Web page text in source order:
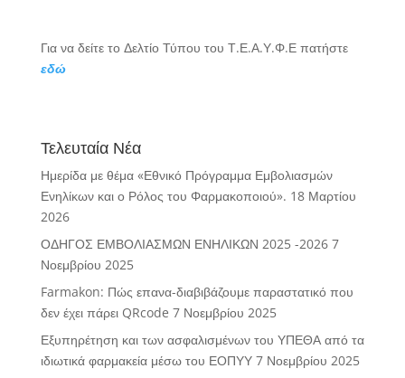
Για να δείτε το Δελτίο Τύπου του Τ.Ε.Α.Υ.Φ.Ε πατήστε
εδώ
Τελευταία Νέα
Ημερίδα με θέμα «Εθνικό Πρόγραμμα Εμβολιασμών
Ενηλίκων και ο Ρόλος του Φαρμακοποιού». 18 Μαρτίου
2026
ΟΔΗΓΟΣ ΕΜΒΟΛΙΑΣΜΩΝ ΕΝΗΛΙΚΩΝ 2025 -2026 7
Νοεμβρίου 2025
Farmakon: Πώς επανα-διαβιβάζουμε παραστατικό που
δεν έχει πάρει QRcode 7 Νοεμβρίου 2025
Εξυπηρέτηση και των ασφαλισμένων του ΥΠΕΘΑ από τα
ιδιωτικά φαρμακεία μέσω του ΕΟΠΥΥ 7 Νοεμβρίου 2025